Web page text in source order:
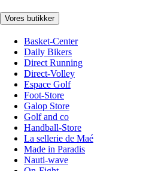
Vores butikker
Basket-Center
Daily Bikers
Direct Running
Direct-Volley
Espace Golf
Foot-Store
Galop Store
Golf and co
Handball-Store
La sellerie de Maé
Made in Paradis
Nauti-wave